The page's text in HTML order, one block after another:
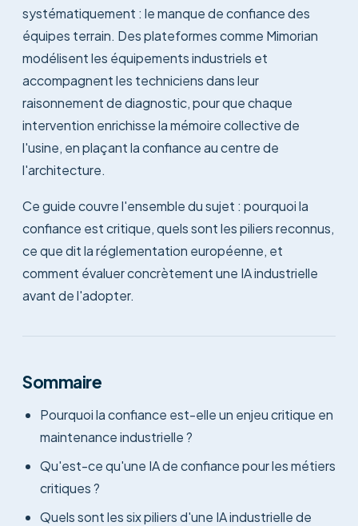
systématiquement : le manque de confiance des
équipes terrain. Des plateformes comme Mimorian
modélisent les équipements industriels et
accompagnent les techniciens dans leur
raisonnement de diagnostic, pour que chaque
intervention enrichisse la mémoire collective de
l'usine, en plaçant la confiance au centre de
l'architecture.
Ce guide couvre l'ensemble du sujet : pourquoi la
confiance est critique, quels sont les piliers reconnus,
ce que dit la réglementation européenne, et
comment évaluer concrètement une IA industrielle
avant de l'adopter.
Sommaire
Pourquoi la confiance est-elle un enjeu critique en
maintenance industrielle ?
Qu'est-ce qu'une IA de confiance pour les métiers
critiques ?
Quels sont les six piliers d'une IA industrielle de